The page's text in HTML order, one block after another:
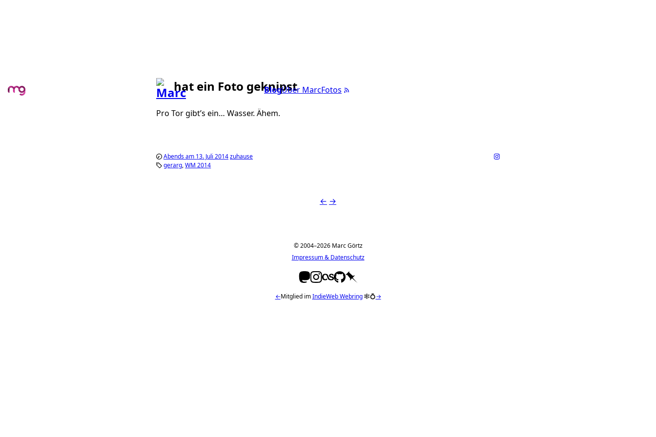
BlogÜber MarcFotos
hat ein Foto geknipst
Pro Tor gibt’s ein… Wasser. Ähem.
Abends am 13. Juli 2014zuhause
gerarg WM 2014
← →
© 2004–2026 Marc Görtz
Impressum & Datenschutz
←Mitglied imIndieWeb Webring🕸💍→